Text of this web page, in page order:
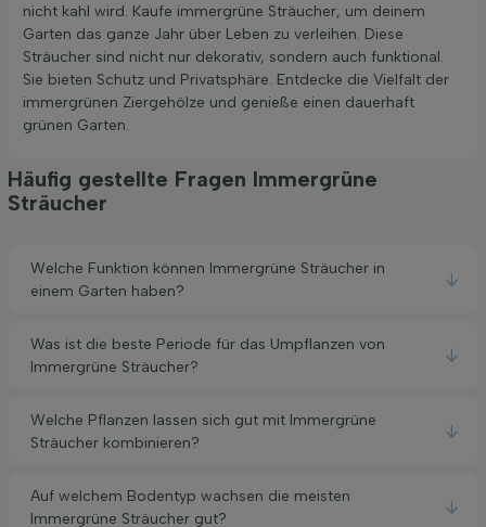
nicht kahl wird. Kaufe immergrüne Sträucher, um deinem
Garten das ganze Jahr über Leben zu verleihen. Diese
Sträucher sind nicht nur dekorativ, sondern auch funktional.
Sie bieten Schutz und Privatsphäre. Entdecke die Vielfalt der
immergrünen Ziergehölze und genieße einen dauerhaft
grünen Garten.
Häufig gestellte Fragen Immergrüne
Sträucher
Welche Funktion können Immergrüne Sträucher in
einem Garten haben?
Was ist die beste Periode für das Umpflanzen von
Immergrüne Sträucher?
Welche Pflanzen lassen sich gut mit Immergrüne
Sträucher kombinieren?
Auf welchem Bodentyp wachsen die meisten
Immergrüne Sträucher gut?